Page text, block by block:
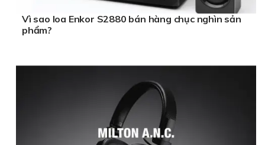
Vì sao loa Enkor S2880 bán hàng chục nghìn sản
phẩm?